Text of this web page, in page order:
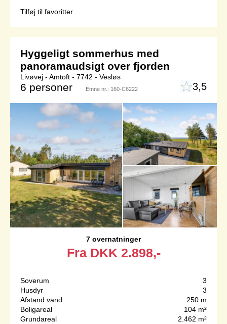
Tilføj til favoritter
Hyggeligt sommerhus med
panoramaudsigt over fjorden
Livøvej - Amtoft - 7742 - Vesløs
6 personer Emne nr.: 160-C6222 3,5
7 overnatninger
Fra DKK 2.898,-
Soverum
3
Husdyr
3
Afstand vand
250 m
Boligareal
104 m²
Grundareal
2.462 m²